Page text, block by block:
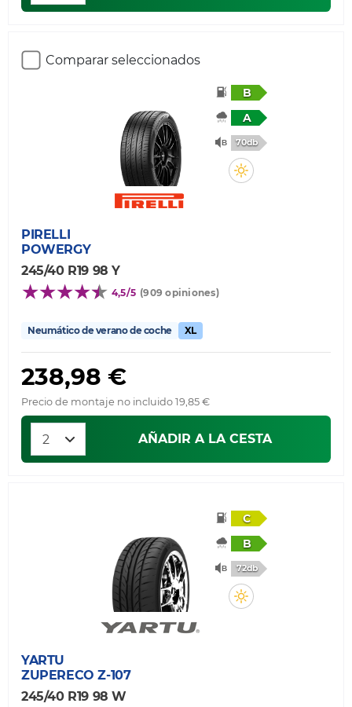
Comparar seleccionados
B
A
70db
PIRELLI
POWERGY
245/40 R19 98 Y
4,5/5 (909 opiniones)
Neumático de verano de coche XL
238,98 €
Precio de montaje no incluido 19,85 €
AÑADIR A LA CESTA
C
B
72db
YARTU
ZUPERECO Z-107
245/40 R19 98 W